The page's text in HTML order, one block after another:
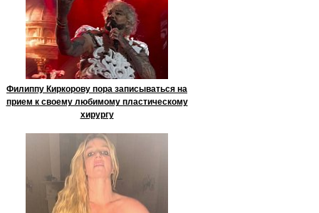
Филиппу Киркорову пора записываться на
прием к своему любимому пластическому
хирургу